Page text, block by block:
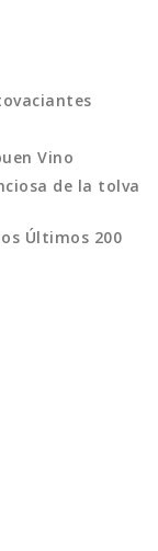
Vino
de la tolva
Últimos 200